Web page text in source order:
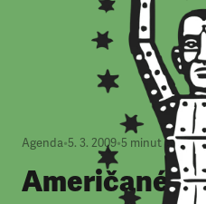
Agenda•5. 3. 2009•5 minut
Američané